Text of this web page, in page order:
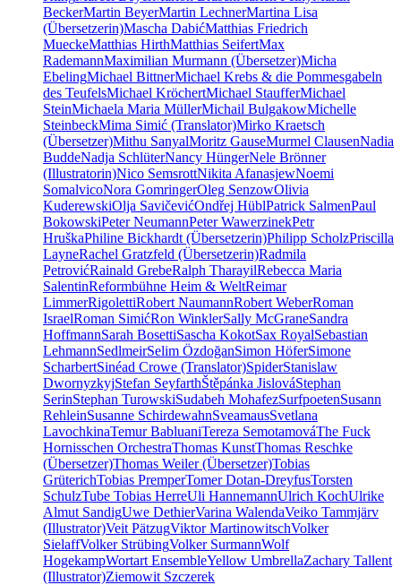
BeckerMartin BeyerMartin LechnerMartina Lisa
(Übersetzerin)Mascha DabićMatthias Friedrich
MueckeMatthias HirthMatthias SeifertMax
RademannMaximilian Murmann (Übersetzer)Micha
EbelingMichael BittnerMichael Krebs & die Pommesgabeln
des TeufelsMichael KröchertMichael StaufferMichael
SteinMichaela Maria MüllerMichail BulgakowMichelle
SteinbeckMima Simić (Translator)Mirko Kraetsch
(Übersetzer)Mithu SanyalMoritz GauseMurmel ClausenNadia
BuddeNadja SchlüterNancy HüngerNele Brönner
(Illustratorin)Nico SemsrottNikita AfanasjewNoemi
SomalvicoNora GomringerOleg SenzowOlivia
KuderewskiOlja SavičevićOndřej HüblPatrick SalmenPaul
BokowskiPeter NeumannPeter WawerzinekPetr
HruškaPhiline Bickhardt (Übersetzerin)Philipp ScholzPriscilla
LayneRachel Gratzfeld (Übersetzerin)Radmila
PetrovićRainald GrebeRalph TharayilRebecca Maria
SalentinReformbühne Heim & WeltReimar
LimmerRigolettiRobert NaumannRobert WeberRoman
IsraelRoman SimićRon WinklerSally McGraneSandra
HoffmannSarah BosettiSascha KokotSax RoyalSebastian
LehmannSedlmeirSelim ÖzdoğanSimon HöferSimone
ScharbertSinéad Crowe (Translator)SpiderStanislaw
DwornyzkyjStefan SeyfarthŠtěpánka JislováStephan
SerinStephan TurowskiSudabeh MohafezSurfpoetenSusann
RehleinSusanne SchirdewahnSveamausSvetlana
LavochkinaTemur BabluaniTereza SemotamováThe Fuck
Hornisschen OrchestraThomas KunstThomas Reschke
(Übersetzer)Thomas Weiler (Übersetzer)Tobias
GrüterichTobias PremperTomer Dotan-DreyfusTorsten
SchulzTube Tobias HerreUli HannemannUlrich KochUlrike
Almut SandigUwe DethierVarina WalendaVeiko Tammjärv
(Illustrator)Veit PätzugViktor MartinowitschVolker
SielaffVolker StrübingVolker SurmannWolf
HogekampWortart EnsembleYellow UmbrellaZachary Tallent
(Illustrator)Ziemowit Szczerek